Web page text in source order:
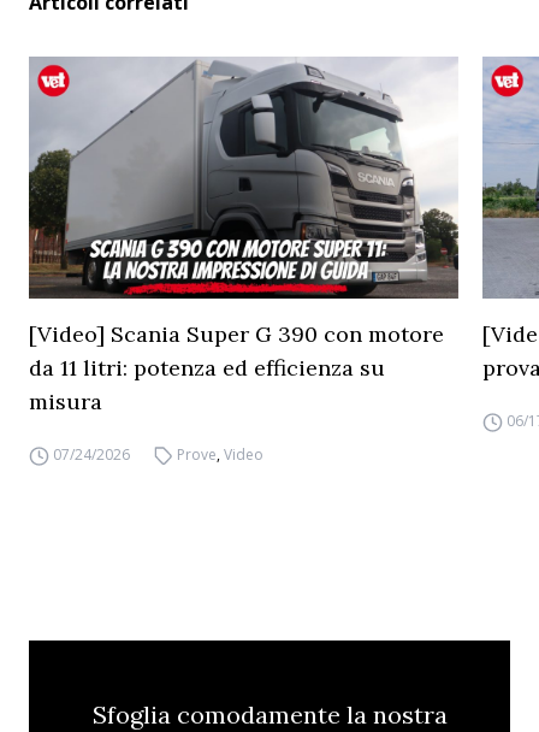
[Video] Scania Super G 390 con motore
da 11 litri: potenza ed efficienza su
misura
07/24/2026 Prove,Video
06/
Sfoglia comodamente la nostra